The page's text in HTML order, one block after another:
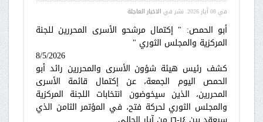
في08 أيار 2026 . نشر في الاخبار العاجلة
أبو الحمص: " إكتمال مرشحو الأسرى المحررين للجنة
المركزية والمجلس الثوري "
8/5/2026
كشف رئيس هيئة شؤون الأسرى والمحررين رائد أبو
الحمص اليوم الجمعة، عن إكتمال قائمة الأسرى
المحررين، الذين سيخوضون انتخابات اللجنة المركزية
والمجلس الثوري لحركة فتح، في المؤتمر الثامن الذي